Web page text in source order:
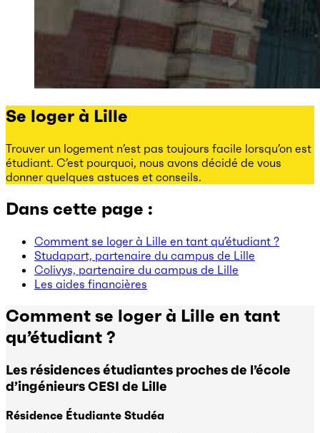
Se loger à Lille
Trouver un logement n’est pas toujours facile lorsqu’on est
étudiant. C’est pourquoi, nous avons décidé de vous
donner quelques astuces et conseils.
Dans cette page :
Comment se loger à Lille en tant qu’étudiant ?
Studapart, partenaire du campus de Lille
Colivys, partenaire du campus de Lille
Les aides financières
Comment se loger à Lille en tant
qu’étudiant ?
Les résidences étudiantes proches de l’école
d’ingénieurs CESI de Lille
Résidence Étudiante Studéa